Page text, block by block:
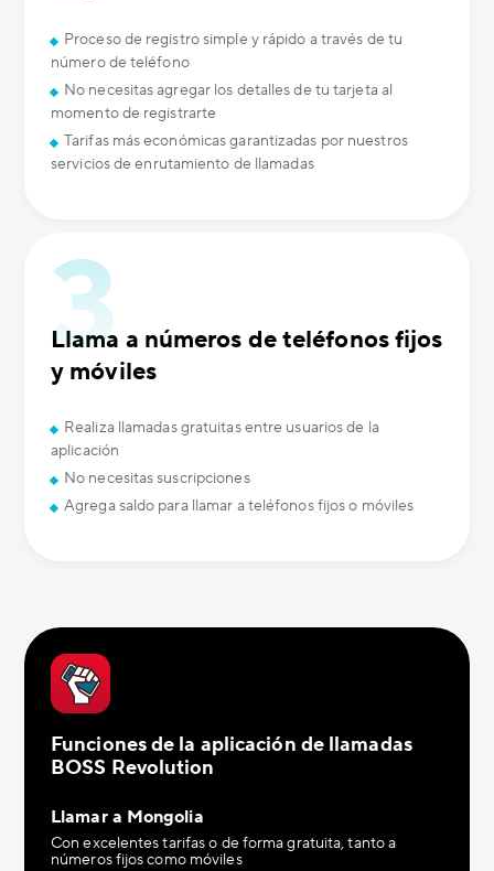
Proceso de registro simple y rápido a través de tu
número de teléfono
No necesitas agregar los detalles de tu tarjeta al
momento de registrarte
Tarifas más económicas garantizadas por nuestros
servicios de enrutamiento de llamadas
Llama a números de teléfonos fijos
y móviles
Realiza llamadas gratuitas entre usuarios de la
aplicación
No necesitas suscripciones
Agrega saldo para llamar a teléfonos fijos o móviles
Funciones de la aplicación de llamadas
BOSS Revolution
Llamar a Mongolia
Con excelentes tarifas o de forma gratuita, tanto a
números fijos como móviles